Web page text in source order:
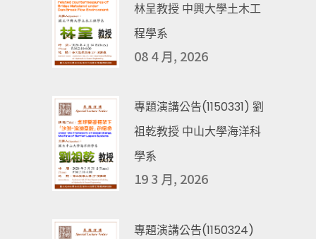
林呈教授 中興大學土木工
程學系
08 4 月, 2026
專題演講公告(1150331) 劉
祖乾教授 中山大學海洋科
學系
19 3 月, 2026
專題演講公告(1150324)